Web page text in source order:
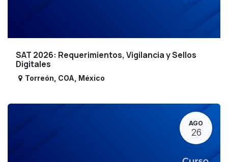
SAT 2026: Requerimientos, Vigilancia y Sellos
Digitales
Torreón COA México
AGO
26